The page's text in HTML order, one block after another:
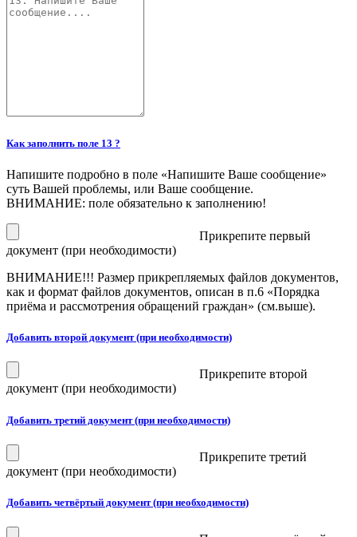
Как заполнить поле 13 ?
Напишите подробно в поле «Напишите Ваше сообщение»
суть Вашей проблемы, или Ваше сообщение.
ВНИМАНИЕ: поле обязательно к заполнению!
Прикрепите первый
документ (при необходимости)
ВНИМАНИЕ!!! Размер прикрепляемых файлов документов,
как и формат файлов документов, описан в п.6 «Порядка
приёма и рассмотрения обращений граждан» (см.выше).
Добавить второй документ (при необходимости)
Прикрепите второй
документ (при необходимости)
Добавить третий документ (при необходимости)
Прикрепите третий
документ (при необходимости)
Добавить четвёртый документ (при необходимости)